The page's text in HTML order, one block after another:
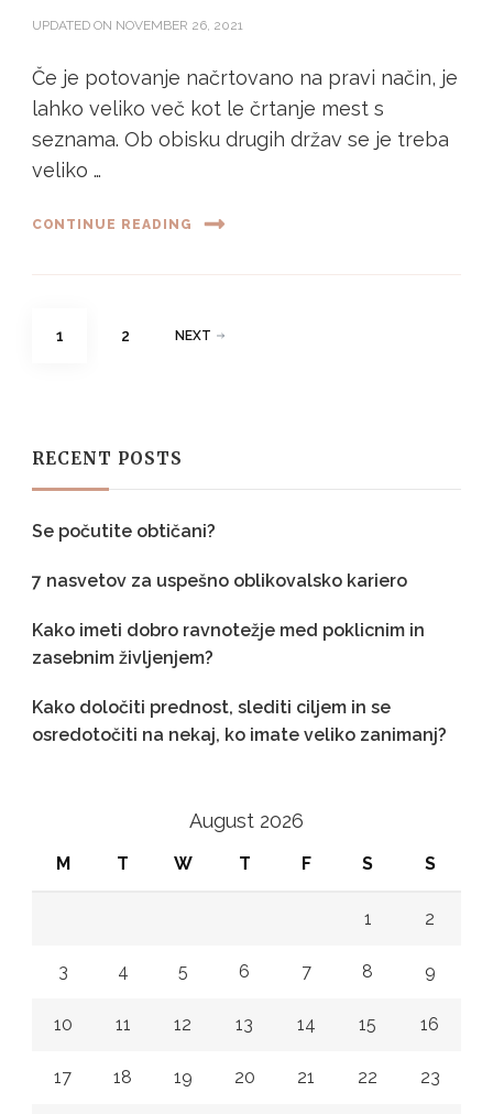
UPDATED ON NOVEMBER 26, 2021
Če je potovanje načrtovano na pravi način, je
lahko veliko več kot le črtanje mest s
seznama. Ob obisku drugih držav se je treba
veliko …
CONTINUE READING
Posts
PAGE
1 PAGE
2 NEXT
RECENT POSTS
Se počutite obtičani?
7 nasvetov za uspešno oblikovalsko kariero
Kako imeti dobro ravnotežje med poklicnim in
zasebnim življenjem?
Kako določiti prednost, slediti ciljem in se
osredotočiti na nekaj, ko imate veliko zanimanj?
August 2026
M T W T F S S
1 2
3 4 5 6 7 8 9
10 11 12 13 14 15 16
17 18 19 20 21 22 23